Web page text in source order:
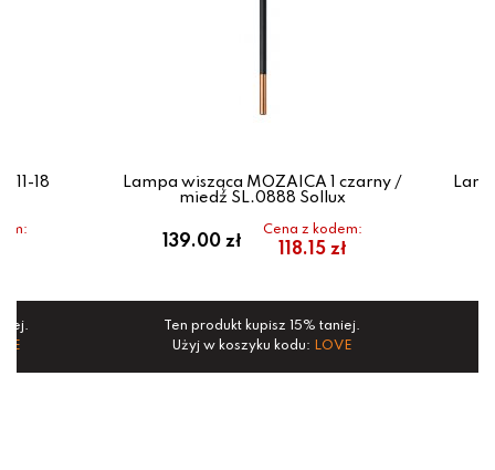
18
Lampa wisząca MOZAICA 1 czarny /
miedź SL.0888 Sollux
139.00 zł
Cena z kodem:
118.15 zł
Ten produkt kupisz 15% taniej.
Użyj w koszyku kodu: LOVE